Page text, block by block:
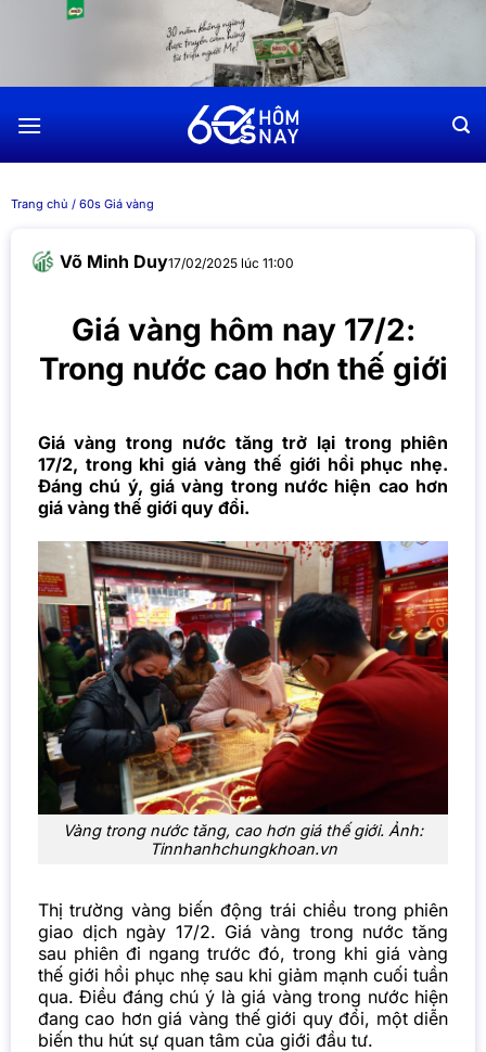
dung
Trang chủ / 60s Giá vàng
Võ Minh Duy17/02/2025 lúc 11:00
Giá vàng hôm nay 17/2:
Trong nước cao hơn thế giới
Giá vàng trong nước tăng trở lại trong phiên
17/2, trong khi giá vàng thế giới hồi phục nhẹ.
Đáng chú ý, giá vàng trong nước hiện cao hơn
giá vàng thế giới quy đổi.
Vàng trong nước tăng, cao hơn giá thế giới. Ảnh:
Tinnhanhchungkhoan.vn
Thị trường vàng biến động trái chiều trong phiên
giao dịch ngày 17/2. Giá vàng trong nước tăng
sau phiên đi ngang trước đó, trong khi giá vàng
thế giới hồi phục nhẹ sau khi giảm mạnh cuối tuần
qua. Điều đáng chú ý là giá vàng trong nước hiện
đang cao hơn giá vàng thế giới quy đổi, một diễn
biến thu hút sự quan tâm của giới đầu tư.